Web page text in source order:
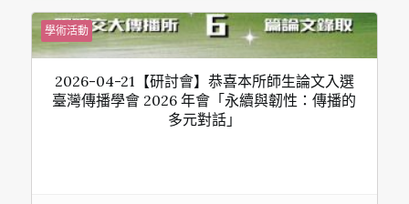
學術活動
2026-04-21【研討會】恭喜本所師生論文入選
臺灣傳播學會 2026 年會「永續與韌性：傳播的
多元對話」